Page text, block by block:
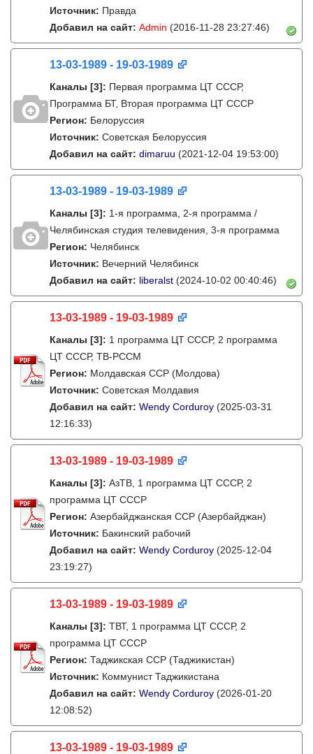
Источник: Правда
Добавил на сайт: Admin (2016-11-28 23:27:46)
13-03-1989 - 19-03-1989
Каналы [3]: Первая программа ЦТ СССР,
Программа БТ, Вторая программа ЦТ СССР
Регион: Белоруссия
Источник: Советская Белоруссия
Добавил на сайт: dimaruu (2021-12-04 19:53:00)
13-03-1989 - 19-03-1989
Каналы [3]: 1-я программа, 2-я программа /
Челябинская студия телевидения, 3-я программа
Регион: Челябинск
Источник: Вечерний Челябинск
Добавил на сайт: liberalst (2024-10-02 00:40:46)
13-03-1989 - 19-03-1989
Каналы [3]: 1 программа ЦТ СССР, 2 программа
ЦТ СССР, ТВ-РССМ
Регион: Молдавская ССР (Молдова)
Источник: Советская Молдавия
Добавил на сайт: Wendy Corduroy (2025-03-31
12:16:33)
13-03-1989 - 19-03-1989
Каналы [3]: АзТВ, 1 программа ЦТ СССР, 2
программа ЦТ СССР
Регион: Азербайджанская ССР (Азербайджан)
Источник: Бакинский рабочий
Добавил на сайт: Wendy Corduroy (2025-12-04
23:19:27)
13-03-1989 - 19-03-1989
Каналы [3]: ТВТ, 1 программа ЦТ СССР, 2
программа ЦТ СССР
Регион: Таджикская ССР (Таджикистан)
Источник: Коммунист Таджикистана
Добавил на сайт: Wendy Corduroy (2026-01-20
12:08:52)
13-03-1989 - 19-03-1989